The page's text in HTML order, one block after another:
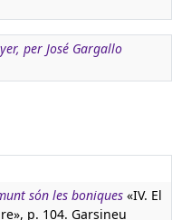
per José Gargallo
són les boniques «IV. El
p. 104. Garsineu